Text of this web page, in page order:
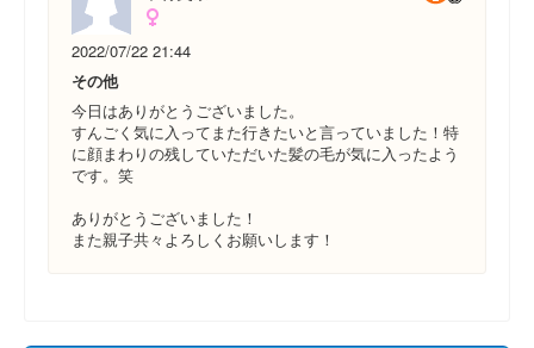
2022/07/22 21:44
その他
今日はありがとうございました。
すんごく気に入ってまた行きたいと言っていました！特
に顔まわりの残していただいた髪の毛が気に入ったよう
です。笑
ありがとうございました！
また親子共々よろしくお願いします！